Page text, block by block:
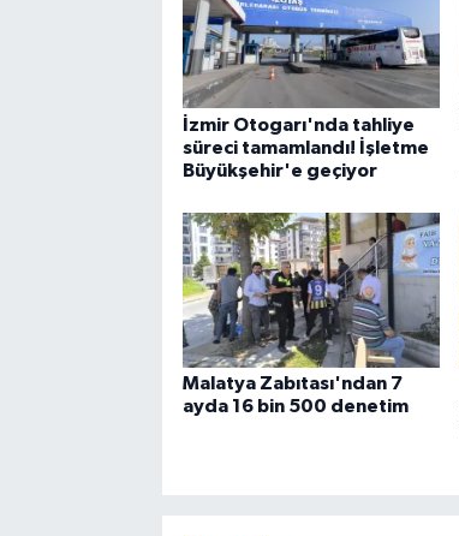
İzmir Otogarı'nda tahliye
süreci tamamlandı! İşletme
Büyükşehir'e geçiyor
Malatya Zabıtası'ndan 7
ayda 16 bin 500 denetim